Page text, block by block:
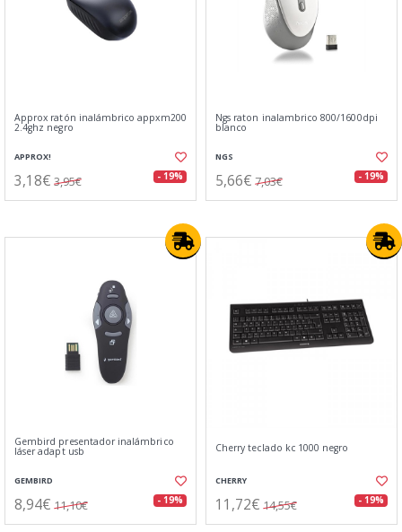
Approx ratón inalámbrico appxm200
2.4ghz negro
APPROX!
3,18€ 3,95€ - 19%
Ngs raton inalambrico 800/1600dpi
blanco
NGS
5,66€ 7,03€ - 19%
Gembird presentador inalámbrico
láser adapt usb
GEMBIRD
8,94€ 11,10€ - 19%
Cherry teclado kc 1000 negro
CHERRY
11,72€ 14,55€ - 19%